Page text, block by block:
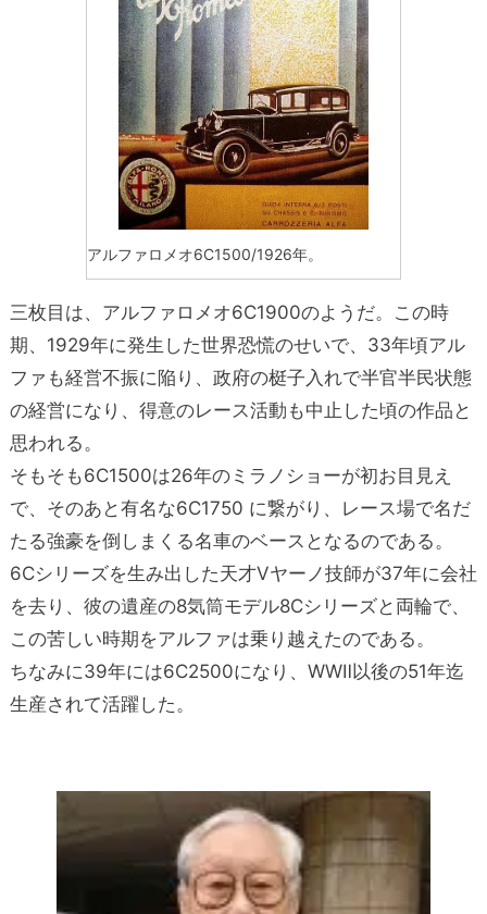
アルファロメオ6C1500/1926年。
三枚目は、アルファロメオ6C1900のようだ。この時
期、1929年に発生した世界恐慌のせいで、33年頃アル
ファも経営不振に陥り、政府の梃子入れで半官半民状態
の経営になり、得意のレース活動も中止した頃の作品と
思われる。
そもそも6C1500は26年のミラノショーが初お目見え
で、そのあと有名な6C1750 に繋がり、レース場で名だ
たる強豪を倒しまくる名車のベースとなるのである。
6Cシリーズを生み出した天才Vヤーノ技師が37年に会社
を去り、彼の遺産の8気筒モデル8Cシリーズと両輪で、
この苦しい時期をアルファは乗り越えたのである。
ちなみに39年には6C2500になり、WWⅡ以後の51年迄
生産されて活躍した。